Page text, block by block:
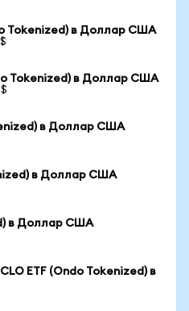
Tokenized) в Доллар США
Tokenized) в Доллар США
в Доллар США
в Доллар США
в Доллар США
ETF (Ondo Tokenized) в